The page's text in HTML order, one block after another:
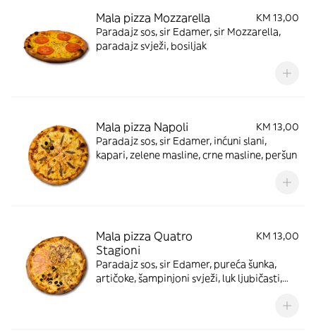
Mala pizza Mozzarella
KM 13,00
Paradajz sos, sir Edamer, sir Mozzarella,
paradajz svježi, bosiljak
Mala pizza Napoli
KM 13,00
Paradajz sos, sir Edamer, inćuni slani,
kapari, zelene masline, crne masline, peršun
Mala pizza Quatro
Stagioni
KM 13,00
Paradajz sos, sir Edamer, pureća šunka,
artičoke, šampinjoni svježi, luk ljubičasti,